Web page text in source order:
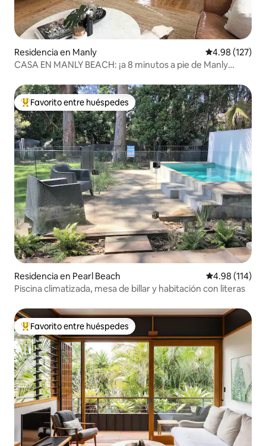
Residencia en Manly Calificación
4.98 (127)
CASA EN MANLY BEACH: ¡a 8 minutos a pie de Manly
De los mejores en Favorito entre huéspedes
Favorito entre huéspedes
Residencia en Pearl Beach Calificación
4.98 (114)
Piscina climatizada, mesa de billar y habitación con literas
De los mejores en Favorito entre huéspedes
Favorito entre huéspedes